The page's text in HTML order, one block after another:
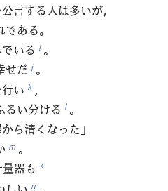
言する人は多いが，
ある。
いる i 。
せだ j 。
い k ，
るい分ける l 。
ら清くなった」
m 。
器も *
n